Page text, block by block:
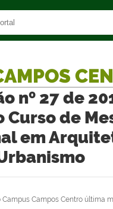
nº 27 de
Curso de
em
Campos Centro última